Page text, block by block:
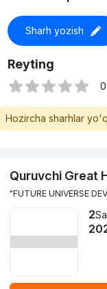
xaridorlar,
shaharda
investitsiya
Sharh yozish
Reyting
Hozircha sharhlar
Quruvchi Great
"FUTURE UNIVERSE
2